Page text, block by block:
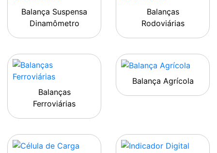
Balança Suspensa
Dinamômetro
Balanças
Rodoviárias
Balanças
Ferroviárias
Balança Agrícola